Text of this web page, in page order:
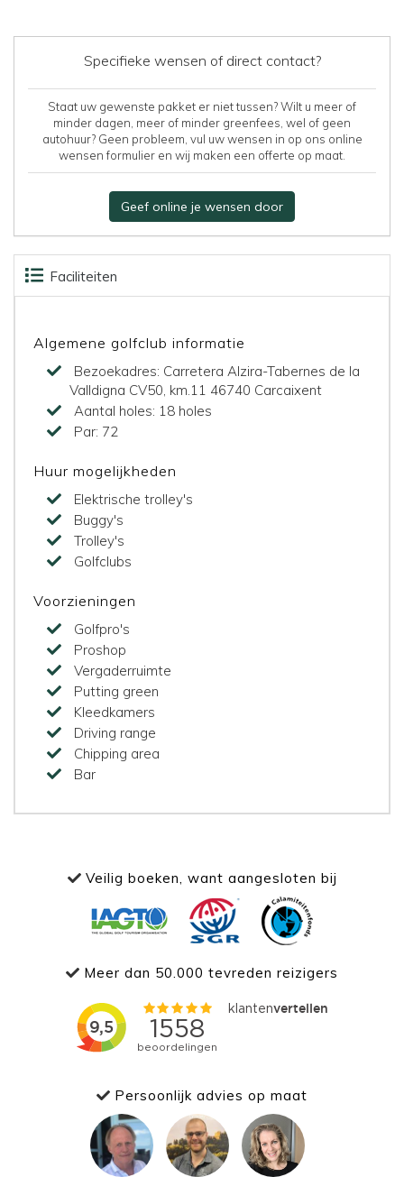
Specifieke wensen of direct contact?
Staat uw gewenste pakket er niet tussen? Wilt u meer of
minder dagen, meer of minder greenfees, wel of geen
autohuur? Geen probleem, vul uw wensen in op ons online
wensen formulier en wij maken een offerte op maat.
Geef online je wensen door
Faciliteiten
Algemene golfclub informatie
Bezoekadres: Carretera Alzira-Tabernes de la
Valldigna CV50, km.11 46740 Carcaixent
Aantal holes: 18 holes
Par: 72
Huur mogelijkheden
Elektrische trolley's
Buggy's
Trolley's
Golfclubs
Voorzieningen
Golfpro's
Proshop
Vergaderruimte
Putting green
Kleedkamers
Driving range
Chipping area
Bar
Veilig boeken, want aangesloten bij
Meer dan 50.000 tevreden reizigers
Persoonlijk advies op maat